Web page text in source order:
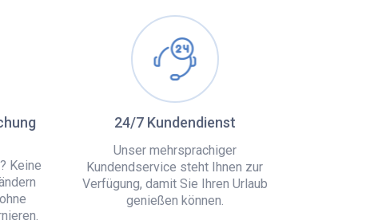
Keine
24/7 Kundendienst
Unser mehrsprachiger
Kundendservice steht Ihnen zur
Verfügung, damit Sie Ihren Urlaub
genießen können.